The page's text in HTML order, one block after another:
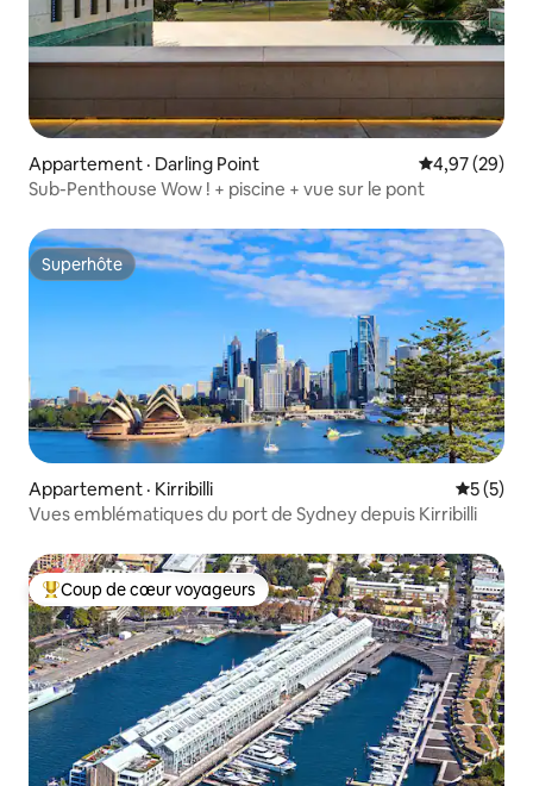
Appartement · Darling Point Note
4,97 (29)
Sub-Penthouse Wow ! + piscine + vue sur le pont
Superhôte
Superhôte
Appartement · Kirribilli Note
5 (5)
Vues emblématiques du port de Sydney depuis Kirribilli
Coup de cœur voyageurs parmi les plus aimés
Coup de cœur voyageurs